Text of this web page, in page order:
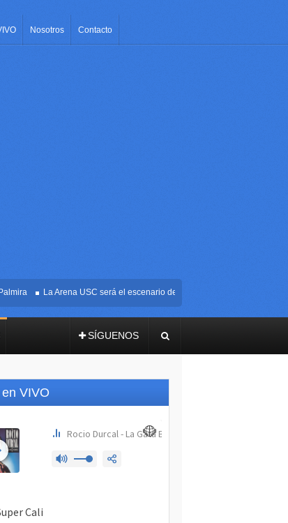
Nosotros Contacto
La Arena USC será el escenario de la posesión presidencial de
SÍGUENOS
VIVO